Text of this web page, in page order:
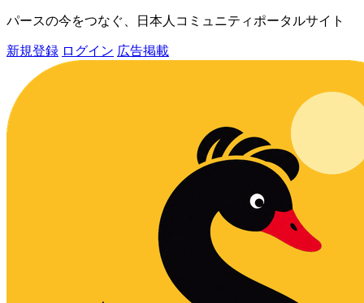
パースの今をつなぐ、日本人コミュニティポータルサイト
新規登録 ログイン 広告掲載